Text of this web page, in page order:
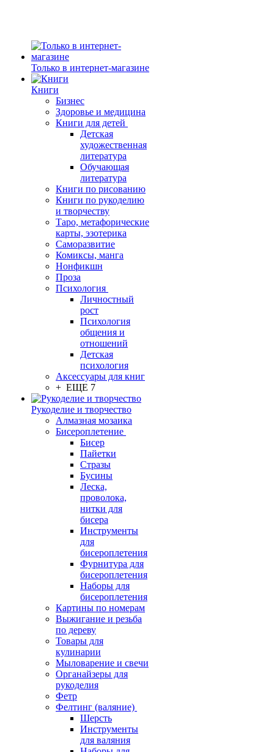
Только в интернет-магазине
Книги
Бизнес
Здоровье и медицина
Книги для детей
Детская
художественная
литература
Обучающая
литература
Книги по рисованию
Книги по рукоделию
и творчеству
Таро, метафорические
карты, эзотерика
Саморазвитие
Комиксы, манга
Нонфикшн
Проза
Психология
Личностный
рост
Психология
общения и
отношений
Детская
психология
Аксессуары для книг
+ ЕЩЕ 7
Рукоделие и творчество
Алмазная мозаика
Бисероплетение
Бисер
Пайетки
Стразы
Бусины
Леска,
проволока,
нитки для
бисера
Инструменты
для
бисероплетения
Фурнитура для
бисероплетения
Наборы для
бисероплетения
Картины по номерам
Выжигание и резьба
по дереву
Товары для
кулинарии
Мыловарение и свечи
Органайзеры для
рукоделия
Фетр
Фелтинг (валяние)
Шерсть
Инструменты
для валяния